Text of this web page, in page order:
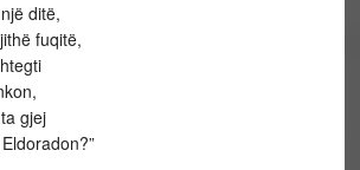
ditë,
fuqitë,
gjej